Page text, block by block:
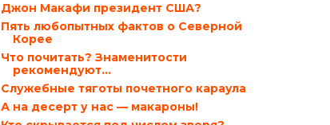
Джон Макафи президент США?
Пять любопытных фактов о Северной
Корее
Что почитать? Знаменитости
рекомендуют…
Служебные тяготы почетного караула
А на десерт у нас — макароны!